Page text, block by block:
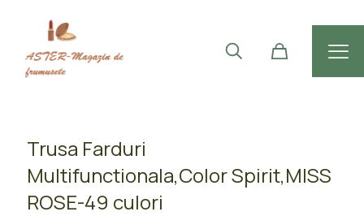
Trusa Farduri
Multifunctionala,Color Spirit,MISS
ROSE-49 culori